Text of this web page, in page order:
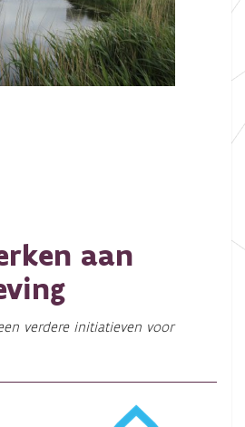
aan
verdere initiatieven voor